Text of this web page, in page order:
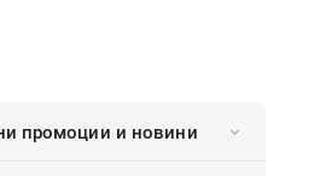
промоции и новини